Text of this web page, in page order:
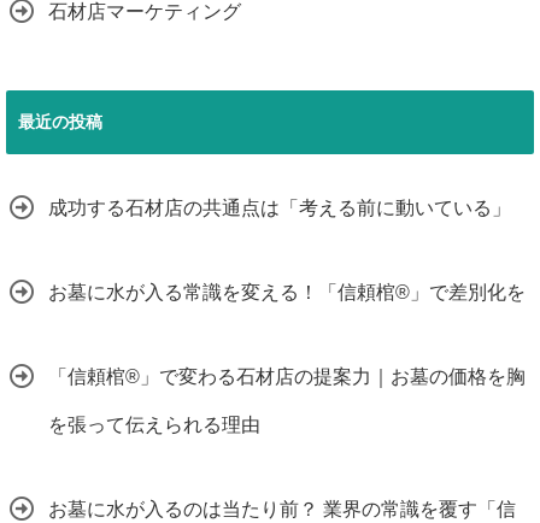
石材店マーケティング
最近の投稿
成功する石材店の共通点は「考える前に動いている」
お墓に水が入る常識を変える！「信頼棺®」で差別化を
「信頼棺®」で変わる石材店の提案力｜お墓の価格を胸
を張って伝えられる理由
お墓に水が入るのは当たり前？ 業界の常識を覆す「信